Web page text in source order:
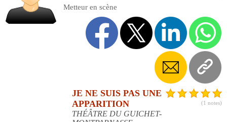
Metteur en scène
(1 notes)
JE NE SUIS PAS UNE
APPARITION
THÉÂTRE DU GUICHET-